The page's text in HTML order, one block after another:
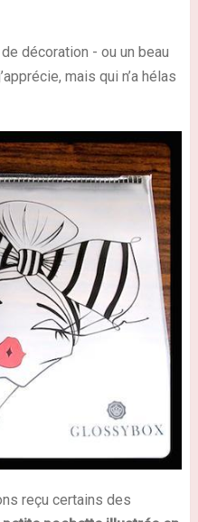
décoration - ou un beau
mais qui n’a hélas
reçu certains des